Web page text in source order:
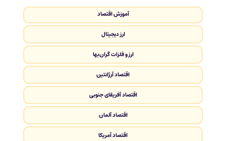
آموزش اقتصاد
ارز دیجیتال
ارز و فلزات گران‌بها
اقتصاد آرژانتین
اقتصاد آفریقای جنوبی
اقتصاد آلمان
اقتصاد آمریکا